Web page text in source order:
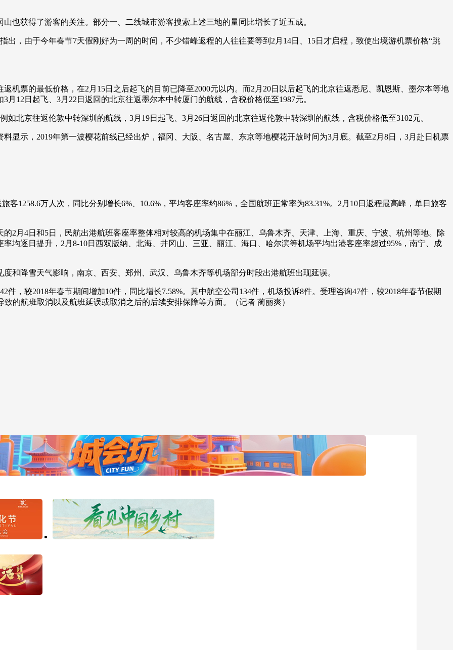
热播榜 总台企业白名单
获得了游客的关注。部分一、二线城市游客搜索上述三地的量同比增长了近五成。
由于今年春节7天假刚好为一周的时间，不少错峰返程的人往往要等到2月14日、15日才启程，致使出境游机票价格“跳
票的最低价格，在2月15日之后起飞的目前已降至2000元以内。而2月20日以后起飞的北京往返悉尼、凯恩斯、墨尔本等地
12日起飞、3月22日返回的北京往返墨尔本中转厦门的航线，含税价格低至1987元。
京往返伦敦中转深圳的航线，3月19日起飞、3月26日返回的北京往返伦敦中转深圳的航线，含税价格低至3102元。
示，2019年第一波樱花前线已经出炉，福冈、大阪、名古屋、东京等地樱花开放时间为3月底。截至2月8日，3月赴日机票
万人次，同比分别增长6%、10.6%，平均客座率约86%，全国航班正常率为83.31%。2月10日返程最高峰，单日旅客
4日和5日，民航出港航班客座率整体相对较高的机场集中在丽江、乌鲁木齐、天津、上海、重庆、宁波、杭州等地。除
均逐日提升，2月8-10日西双版纳、北海、井冈山、三亚、丽江、海口、哈尔滨等机场平均出港客座率超过95%，南宁、成
降雪天气影响，南京、西安、郑州、武汉、乌鲁木齐等机场部分时段出港航班出现延误。
较2018年春节期间增加10件，同比增长7.58%。其中航空公司134件，机场投诉8件。受理咨询47件，较2018年春节假期
的航班取消以及航班延误或取消之后的后续安排保障等方面。（记者 蔺丽爽）